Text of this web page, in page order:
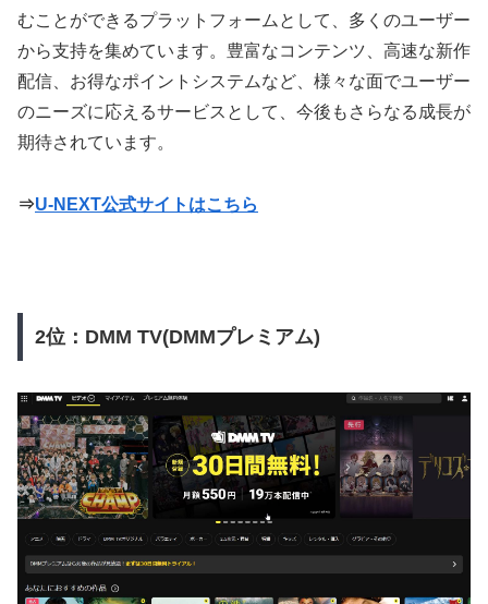
むことができるプラットフォームとして、多くのユーザー
から支持を集めています。豊富なコンテンツ、高速な新作
配信、お得なポイントシステムなど、様々な面でユーザー
のニーズに応えるサービスとして、今後もさらなる成長が
期待されています。
⇒U-NEXT公式サイトはこちら
2位：DMM TV(DMMプレミアム)